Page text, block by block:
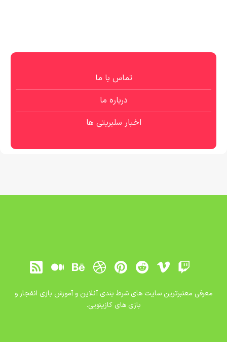
تماس با ما
درباره ما
اخبار سلبریتی ها
معرفی معتبرترین سایت های شرط بندی آنلاین و آموزش بازی انفجار و
بازی های کازینویی.